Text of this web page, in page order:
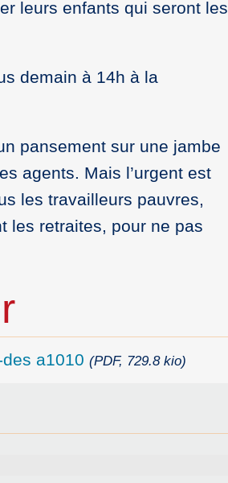
leurs enfants qui seront les
demain à 14h à la
pansement sur une jambe
agents. Mais l’urgent est
les travailleurs pauvres,
les retraites, pour ne pas
a1010 (PDF, 729.8 kio)